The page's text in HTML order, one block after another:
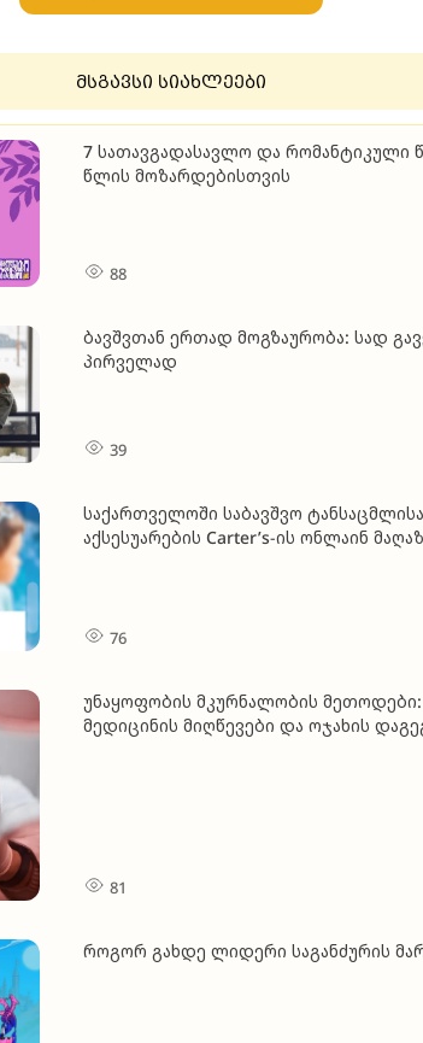
მსგავსი სიახლეები
7 სათავგადასავლო და რომანტიკული
წლის მოზარდებისთვის
88
ბავშვთან ერთად მოგზაურობა: სად
პირველად
39
საქართველოში საბავშვო
აქსესუარების Carter’s-ის ონლაინ
76
უნაყოფობის მკურნალობის
მედიცინის მიღწევები და ოჯახის
81
როგორ გახდე ლიდერი საგანძურის